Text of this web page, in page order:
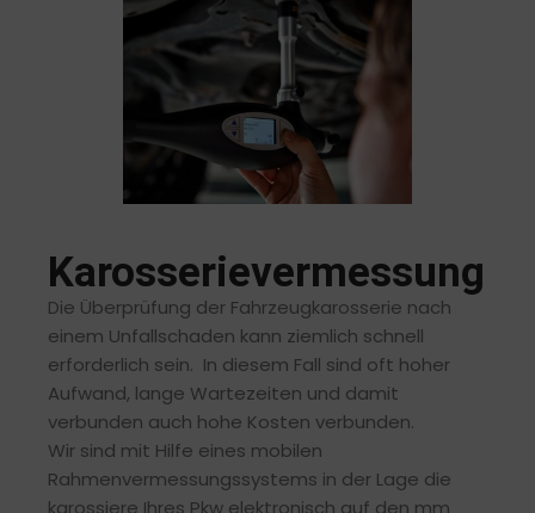
Karosserievermessung
Die Überprüfung der Fahrzeugkarosserie nach
einem Unfallschaden kann ziemlich schnell
erforderlich sein. In diesem Fall sind oft hoher
Aufwand, lange Wartezeiten und damit
verbunden auch hohe Kosten verbunden.
Wir sind mit Hilfe eines mobilen
Rahmenvermessungssystems in der Lage die
karossiere Ihres Pkw elektronisch auf den mm